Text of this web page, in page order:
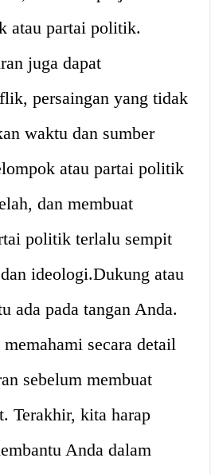
atau partai politik.
juga dapat
persaingan yang tidak
waktu dan sumber
atau partai politik
dan membuat
politik terlalu sempit
ideologi.Dukung atau
ada pada tangan Anda.
secara detail
sebelum membuat
Terakhir, kita harap
Anda dalam